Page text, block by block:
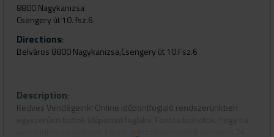
8800 Nagykanizsa
Csengery út 10. fsz.6.
Directions:
Belváros 8800 Nagykanizsa,Csengery út 10.Fsz.6
Description:
Kedves Vendégeink! Online időpontfoglaló rendszerünkben